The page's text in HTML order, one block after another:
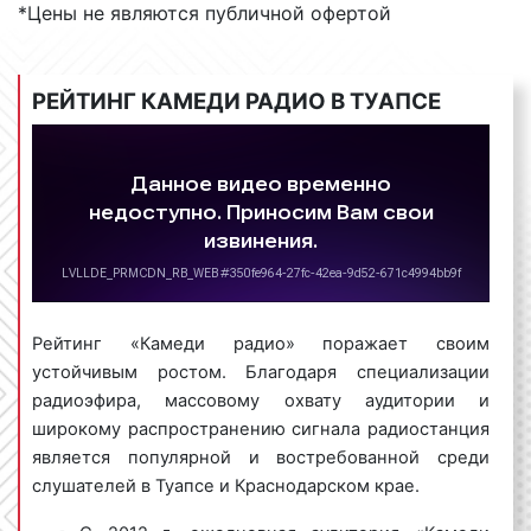
Каждый час в эфире радиостанции звучат выпуски
современная зарубежная музыка. В 2016 г. охват
радиостанции составил 5 млн.человек по всей
среди слушателей и радиолюбителей, но и среди
рекламодателей в Туапсе и Краснодарском крае.
Тысячи рекламодателей на постоянной основе
размещают рекламные ролики именно на частотах
«Камеди радио».
Интересно!Comedy Radio - лауреат премии в
конкурсе несетевых и региональных
радиостанций: «Гутенморгенфриман» - лучшее
утреннее шоу, а также «Happy Nation» Севы
Москвина – лучшая музыкальная программа.
*Цены не являются публичной офертой
РЕЙТИНГ КАМЕДИ РАДИО В ТУАПСЕ
Рейтинг «Камеди радио» поражает своим
устойчивым ростом. Благодаря специализации
радиоэфира, массовому охвату аудитории и
широкому распространению сигнала радиостанция
является популярной и востребованной среди
слушателей в Туапсе и Краснодарском крае.